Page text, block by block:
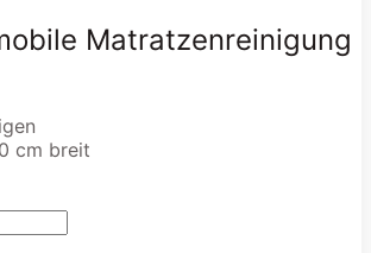
Matratzenreinigung
cm breit